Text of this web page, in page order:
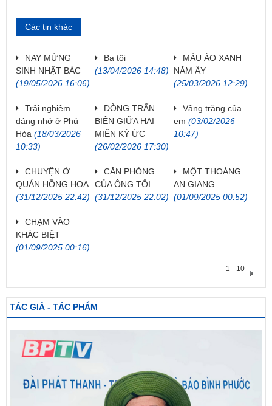
Các tin khác
NAY MỪNG
SINH NHẬT BÁC
(19/05/2026 16:06)
Ba tôi
(13/04/2026 14:48)
MÀU ÁO XANH
NĂM ẤY
(25/03/2026 12:29)
Trải nghiệm
đáng nhớ ở Phú
Hòa (18/03/2026
10:33)
DÒNG TRẤN
BIÊN GIỮA HAI
MIỀN KÝ ỨC
(26/02/2026 17:30)
Vầng trăng của
em (03/02/2026
10:47)
CHUYỆN Ở
QUÁN HỒNG HOA
(31/12/2025 22:42)
CĂN PHÒNG
CỦA ÔNG TÔI
(31/12/2025 22:02)
MỘT THOÁNG
AN GIANG
(01/09/2025 00:52)
CHẠM VÀO
KHÁC BIỆT
(01/09/2025 00:16)
1 - 10
TÁC GIẢ - TÁC PHẨM